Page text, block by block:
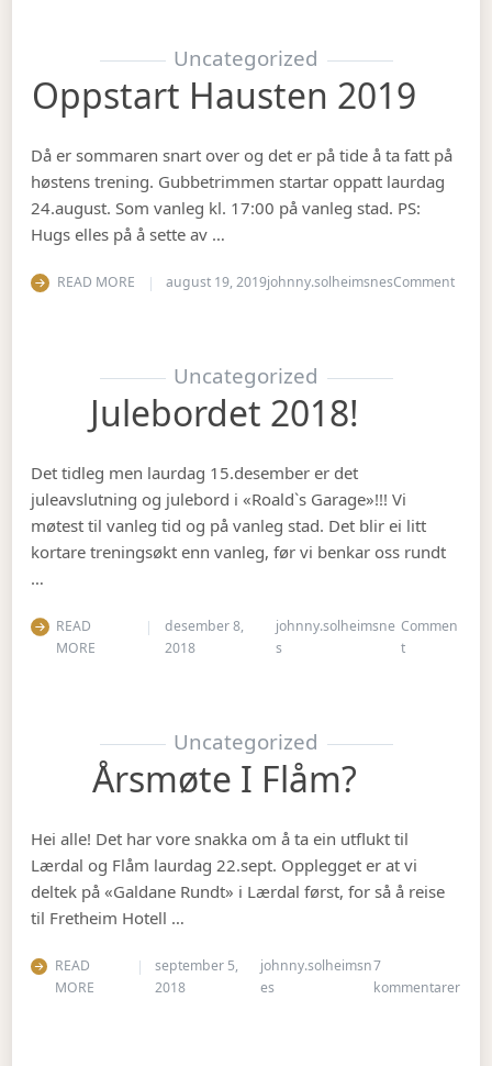
Uncategorized
Oppstart Hausten 2019
Då er sommaren snart over og det er på tide å ta fatt på
høstens trening. Gubbetrimmen startar oppatt laurdag
24.august. Som vanleg kl. 17:00 på vanleg stad. PS:
Hugs elles på å sette av …
READ MORE august 19, 2019johnny.solheimsnesCommenton
Uncategorized
Julebordet 2018!
Det tidleg men laurdag 15.desember er det
juleavslutning og julebord i «Roald`s Garage»!!! Vi
møtest til vanleg tid og på vanleg stad. Det blir ei litt
kortare treningsøkt enn vanleg, før vi benkar oss rundt
…
READ
MORE
desember 8,
2018
johnny.solheimsne
s
Commen
ton Julebordet
Uncategorized
Årsmøte I Flåm?
Hei alle! Det har vore snakka om å ta ein utflukt til
Lærdal og Flåm laurdag 22.sept. Opplegget er at vi
deltek på «Galdane Rundt» i Lærdal først, for så å reise
til Fretheim Hotell …
READ
MORE
september 5,
2018
johnny.solheimsn
es
7
kommentarertil